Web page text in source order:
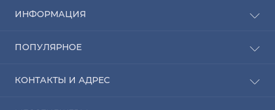
ИНФОРМАЦИЯ
Оплата
О компании
ПОПУЛЯРНОЕ
Насосы для воды
КОНТАКТЫ И АДРЕС